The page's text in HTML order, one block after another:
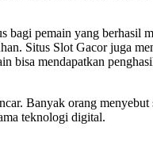
bagi pemain yang berhasil
Situs Slot Gacor juga
bisa mendapatkan
Banyak orang menyebut
teknologi digital.